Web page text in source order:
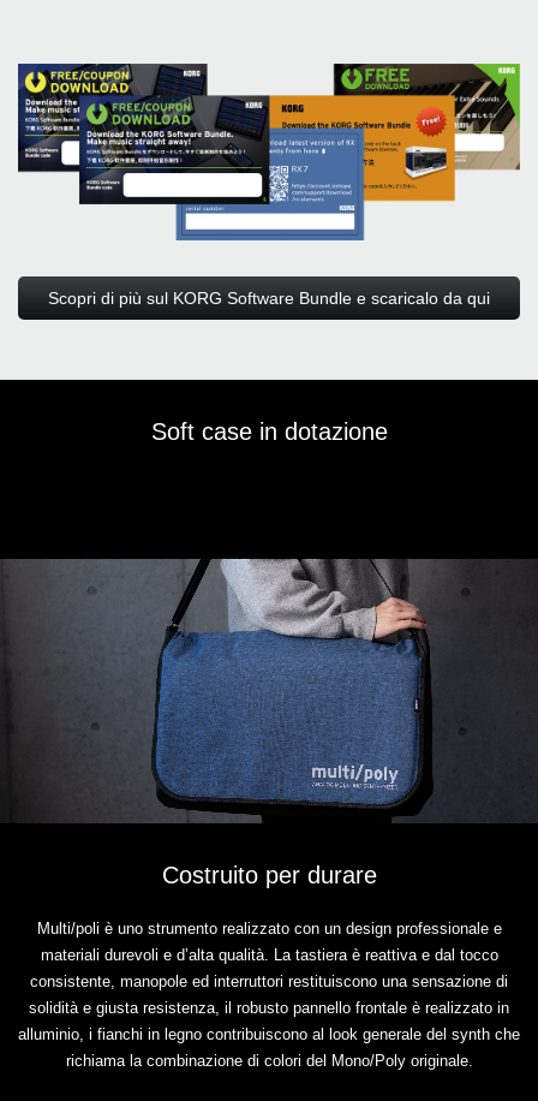
Scopri di più sul KORG Software Bundle e scaricalo da qui
Soft case in dotazione
Costruito per durare
Multi/poli è uno strumento realizzato con un design professionale e
materiali durevoli e d’alta qualità. La tastiera è reattiva e dal tocco
consistente, manopole ed interruttori restituiscono una sensazione di
solidità e giusta resistenza, il robusto pannello frontale è realizzato in
alluminio, i fianchi in legno contribuiscono al look generale del synth che
richiama la combinazione di colori del Mono/Poly originale.